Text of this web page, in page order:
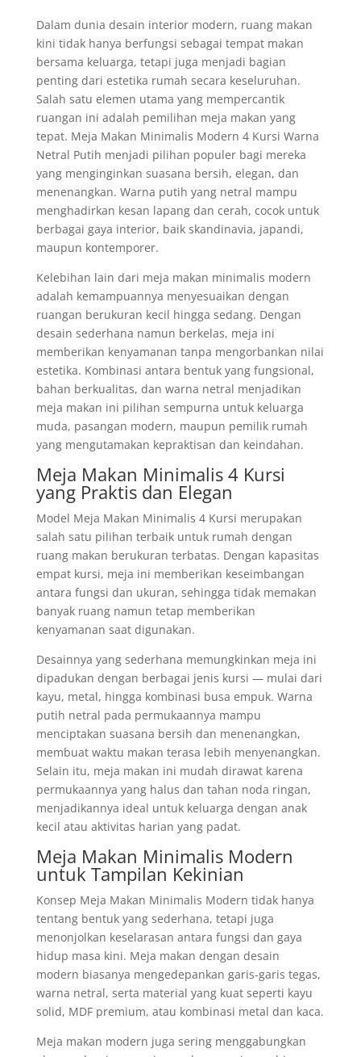
Dalam dunia desain interior modern, ruang makan
kini tidak hanya berfungsi sebagai tempat makan
bersama keluarga, tetapi juga menjadi bagian
penting dari estetika rumah secara keseluruhan.
Salah satu elemen utama yang mempercantik
ruangan ini adalah pemilihan meja makan yang
tepat. Meja Makan Minimalis Modern 4 Kursi Warna
Netral Putih menjadi pilihan populer bagi mereka
yang menginginkan suasana bersih, elegan, dan
menenangkan. Warna putih yang netral mampu
menghadirkan kesan lapang dan cerah, cocok untuk
berbagai gaya interior, baik skandinavia, japandi,
maupun kontemporer.
Kelebihan lain dari meja makan minimalis modern
adalah kemampuannya menyesuaikan dengan
ruangan berukuran kecil hingga sedang. Dengan
desain sederhana namun berkelas, meja ini
memberikan kenyamanan tanpa mengorbankan nilai
estetika. Kombinasi antara bentuk yang fungsional,
bahan berkualitas, dan warna netral menjadikan
meja makan ini pilihan sempurna untuk keluarga
muda, pasangan modern, maupun pemilik rumah
yang mengutamakan kepraktisan dan keindahan.
Meja Makan Minimalis 4 Kursi
yang Praktis dan Elegan
Model Meja Makan Minimalis 4 Kursi merupakan
salah satu pilihan terbaik untuk rumah dengan
ruang makan berukuran terbatas. Dengan kapasitas
empat kursi, meja ini memberikan keseimbangan
antara fungsi dan ukuran, sehingga tidak memakan
banyak ruang namun tetap memberikan
kenyamanan saat digunakan.
Desainnya yang sederhana memungkinkan meja ini
dipadukan dengan berbagai jenis kursi — mulai dari
kayu, metal, hingga kombinasi busa empuk. Warna
putih netral pada permukaannya mampu
menciptakan suasana bersih dan menenangkan,
membuat waktu makan terasa lebih menyenangkan.
Selain itu, meja makan ini mudah dirawat karena
permukaannya yang halus dan tahan noda ringan,
menjadikannya ideal untuk keluarga dengan anak
kecil atau aktivitas harian yang padat.
Meja Makan Minimalis Modern
untuk Tampilan Kekinian
Konsep Meja Makan Minimalis Modern tidak hanya
tentang bentuk yang sederhana, tetapi juga
menonjolkan keselarasan antara fungsi dan gaya
hidup masa kini. Meja makan dengan desain
modern biasanya mengedepankan garis-garis tegas,
warna netral, serta material yang kuat seperti kayu
solid, MDF premium, atau kombinasi metal dan kaca.
Meja makan modern juga sering menggabungkan